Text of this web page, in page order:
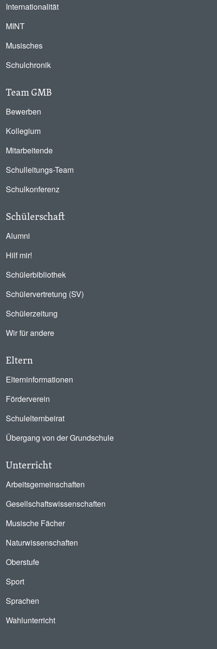
Internationalität
MINT
Musisches
Schulchronik
Team GMB
Bewerben
Kollegium
Mitarbeitende
Schulleitungs-Team
Schulkonferenz
Schülerschaft
Alumni
Hilf mir!
Schülerbibliothek
Schülervertretung (SV)
Schülerzeitung
Wir für andere
Eltern
Elterninformationen
Förderverein
Schulelternbeirat
Übergang von der Grundschule
Unterricht
Arbeitsgemeinschaften
Gesellschaftswissenschaften
Musische Fächer
Naturwissenschaften
Oberstufe
Sport
Sprachen
Wahlunterricht